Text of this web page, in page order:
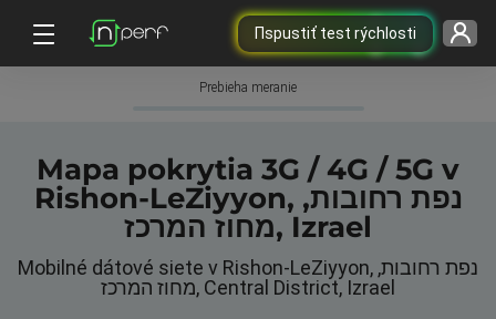
Пspustiť test rýchlosti
Prebieha meranie
Mapa pokrytia 3G / 4G / 5G v
Rishon-LeZiyyon, נפת רחובות,
מחוז המרכז, Izrael
Mobilné dátové siete v Rishon-LeZiyyon, נפת רחובות,
מחוז המרכז, Central District, Izrael